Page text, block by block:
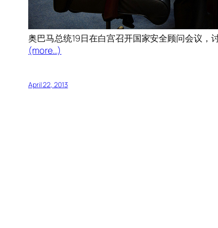
奥巴马总统19日在白宫召开国家安全顾问会议，
(more…)
April 22, 2013